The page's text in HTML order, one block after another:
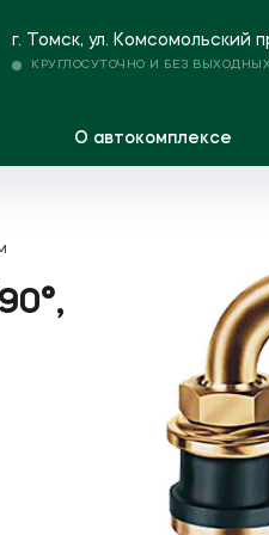
г. Томск, ул. Комсомольский
КРУГЛОСУТОЧНО И БЕЗ
О автокомплексе